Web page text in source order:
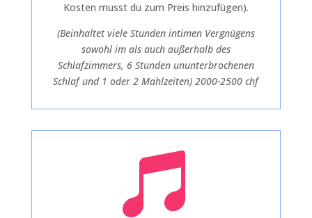
Kosten musst du zum Preis hinzufügen).
(Beinhaltet viele Stunden intimen Vergnügens
sowohl im als auch außerhalb des
Schlafzimmers, 6 Stunden ununterbrochenen
Schlaf und 1 oder 2 Mahlzeiten) 2000-2500 chf
